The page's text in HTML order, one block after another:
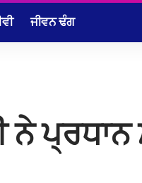
ਜੀਵਨ ਢੰਗ
ਪ੍ਰਧਾਨ